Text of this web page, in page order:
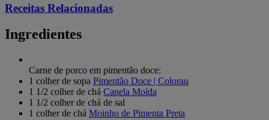
Receitas Relacionadas
Ingredientes
Carne de porco em pimentão doce:
1 colher de sopa Pimentão Doce | Colorau
1 1/2 colher de chá Canela Moída
1 1/2 colher de chá de sal
1 colher de chá Moinho de Pimenta Preta